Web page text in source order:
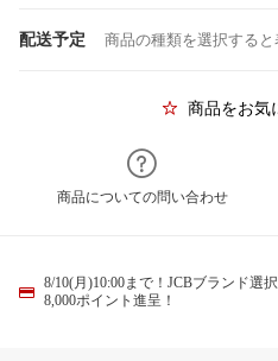
配送予定 商品の種類を選択する
商品をお気
商品についての問い合わせ
8/10(月)10:00まで！JCBブランド選
8,000ポイント進呈！